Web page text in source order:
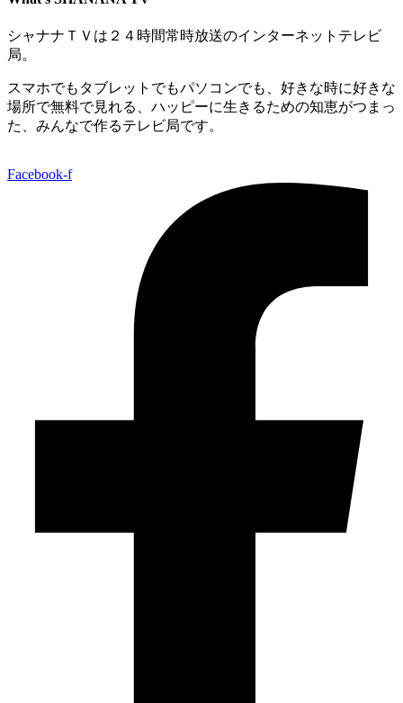
シャナナＴＶは２４時間常時放送のインターネットテレビ
局。
スマホでもタブレットでもパソコンでも、好きな時に好きな
場所で無料で見れる、 ハッピーに生きるための知恵がつまっ
た、みんなで作るテレビ局です。
Facebook-f